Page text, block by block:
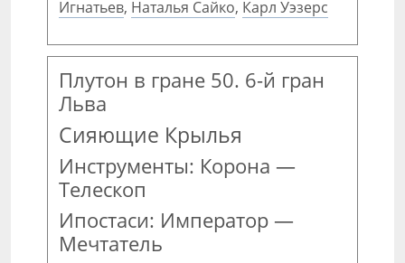
Игнатьев, Наталья Сайко, Карл Уэзерс
Плутон в гране 50. 6-й гран
Льва
Сияющие Крылья
Инструменты: Корона —
Телескоп
Ипостаси: Император —
Мечтатель